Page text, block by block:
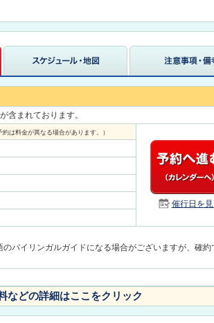
含まれております。
は料金が異なる場合があります。）
催行日を
バイリンガルガイドになる場合がございますが、確約
などの詳細はここをクリック